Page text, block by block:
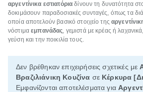
αργεντίνικα εστιατόρια δίνουν τη δυνατότητα
δοκιμάσουν παραδοσιακές συνταγές, όπως τα
οποία αποτελούν βασικό στοιχείο της
νόστιμαεμπανάδας, γεμιστά με κρέας ή
γεύση και την ποικιλία τους.
Δεν βρέθηκαν επιχειρήσεις σχετικές με
Βραζιλιάνικη Κουζίνα σε Κέρκυρα
Εμφανίζονται αποτελέσματα για